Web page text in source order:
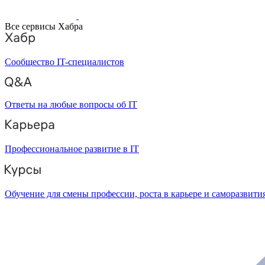
Все сервисы Хабра
Сообщество IT-специалистов
Ответы на любые вопросы об IT
Профессиональное развитие в IT
Обучение для смены профессии, роста в карьере и